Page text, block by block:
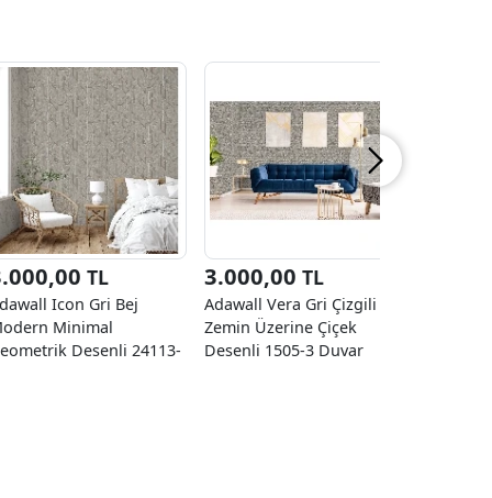
TL
Icon Gri Bej
Minimal
Desenli 24113-
3.000,00 TL
Adawall Vera Gri Çizgili
Zemin Üzerine Çiçek
Desenli 1505-3 Duvar